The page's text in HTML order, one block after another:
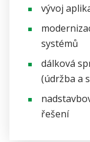
vývoj
systémů
dálková
(údržba a
řešení